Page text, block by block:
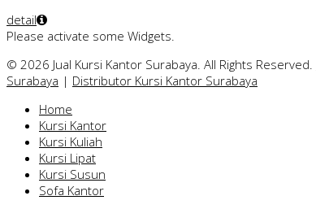
detail
Please activate some Widgets.
© 2026 Jual Kursi Kantor Surabaya. All Rights Reserved.
Surabaya | Distributor Kursi Kantor Surabaya
Home
Kursi Kantor
Kursi Kuliah
Kursi Lipat
Kursi Susun
Sofa Kantor